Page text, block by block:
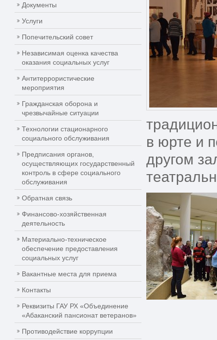
Документы
Услуги
Попечительский совет
Независимая оценка качества
оказания социальных услуг
Антитеррористические
мероприятия
Гражданская оборона и
чрезвычайные ситуации
Технологии стационарного
социального обслуживания
Предписания органов,
осуществляющих государственный
контроль в сфере социального
обслуживания
Обратная связь
Финансово-хозяйственная
деятельность
Материально-техническое
обеспечение предоставления
социальных услуг
Вакантные места для приема
Контакты
Реквизиты ГАУ РХ «Объединение
«Абаканский пансионат ветеранов»
Противодействие коррупции
в юрте и
другом